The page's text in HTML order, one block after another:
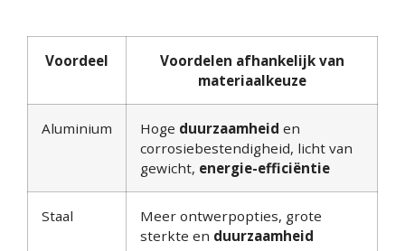
Voordeel
Voordelen afhankelijk van
materiaalkeuze
Aluminium Hoge duurzaamheid en
corrosiebestendigheid, licht van
gewicht, energie-efficiëntie
Staal
Meer ontwerpopties, grote
sterkte en duurzaamheid